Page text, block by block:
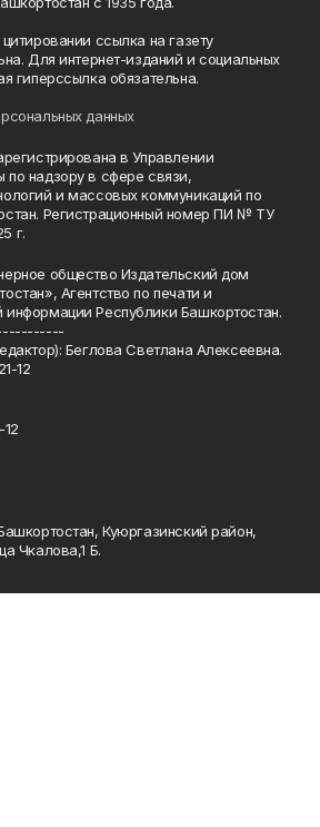
ссылка на газету
Для интернет-изданий и социальных
гиперссылка обязательна.
данных
в Управлении
надзору в сфере связи,
и массовых коммуникаций по
Регистрационный номер ПИ № ТУ
г.
общество Издательский дом
Агентство по печати и
Республики Башкортостан.
Беглова Светлана Алексеевна.
12
Куюргазинский район,
Чкалова,1 Б.